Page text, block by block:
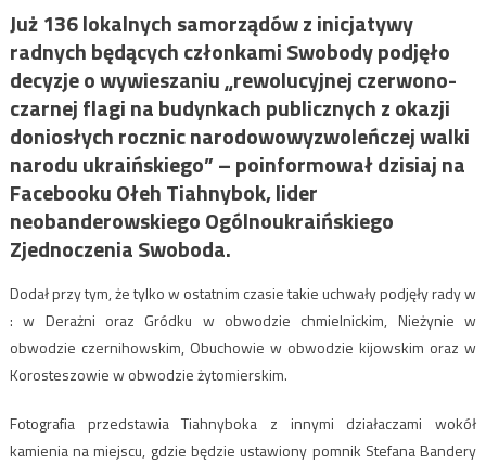
Już 136 lokalnych samorządów z inicjatywy
radnych będących członkami Swobody podjęło
decyzje o wywieszaniu „rewolucyjnej czerwono-
czarnej flagi na budynkach publicznych z okazji
doniosłych rocznic narodowowyzwoleńczej walki
narodu ukraińskiego” – poinformował dzisiaj na
Facebooku Ołeh Tiahnybok, lider
neobanderowskiego Ogólnoukraińskiego
Zjednoczenia Swoboda.
Dodał przy tym, że tylko w ostatnim czasie takie uchwały podjęły rady w
: w Derażni oraz Gródku w obwodzie chmielnickim, Nieżynie w
obwodzie czernihowskim, Obuchowie w obwodzie kijowskim oraz w
Korosteszowie w obwodzie żytomierskim.
Fotografia przedstawia Tiahnyboka z innymi działaczami wokół
kamienia na miejscu, gdzie będzie ustawiony pomnik Stefana Bandery